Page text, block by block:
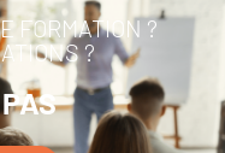
FORMATION ?
?